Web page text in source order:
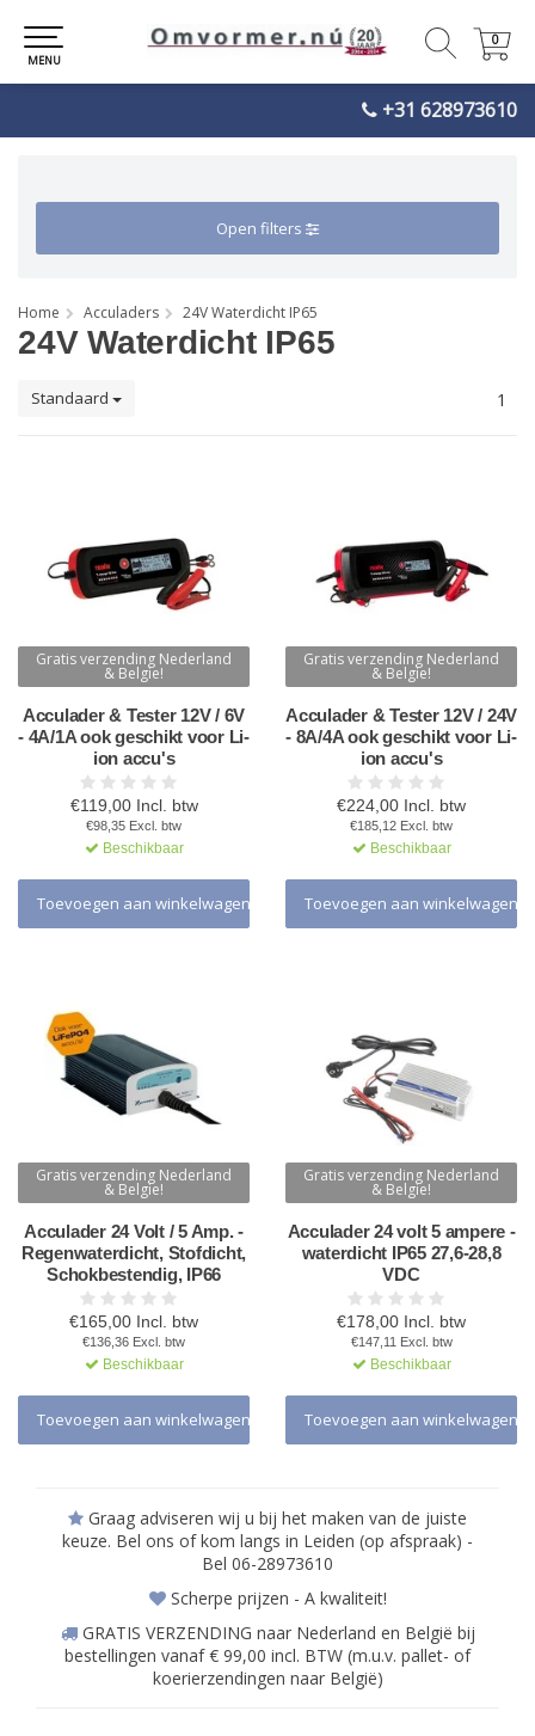
+31 628973610
0
0
MENU
Open filters
Home Acculaders 24V Waterdicht IP65
24V Waterdicht IP65
Standaard 1
Gratis verzending Nederland
& Belgie!
Acculader & Tester 12V / 6V
- 4A/1A ook geschikt voor Li-
ion accu's
€119,00 Incl. btw
€98,35 Excl. btw
Beschikbaar
Toevoegen aan winkelwagen
Gratis verzending Nederland
& Belgie!
Acculader & Tester 12V / 24V
- 8A/4A ook geschikt voor Li-
ion accu's
€224,00 Incl. btw
€185,12 Excl. btw
Beschikbaar
Toevoegen aan winkelwagen
Gratis verzending Nederland
& Belgie!
Acculader 24 Volt / 5 Amp. -
Regenwaterdicht, Stofdicht,
Schokbestendig, IP66
€165,00 Incl. btw
€136,36 Excl. btw
Beschikbaar
Toevoegen aan winkelwagen
Gratis verzending Nederland
& Belgie!
Acculader 24 volt 5 ampere -
waterdicht IP65 27,6-28,8
VDC
€178,00 Incl. btw
€147,11 Excl. btw
Beschikbaar
Toevoegen aan winkelwagen
Graag adviseren wij u bij het maken van de juiste
keuze. Bel ons of kom langs in Leiden (op afspraak) -
Bel 06-28973610
Scherpe prijzen - A kwaliteit!
GRATIS VERZENDING naar Nederland en België bij
bestellingen vanaf € 99,00 incl. BTW (m.u.v. pallet- of
koerierzendingen naar België)